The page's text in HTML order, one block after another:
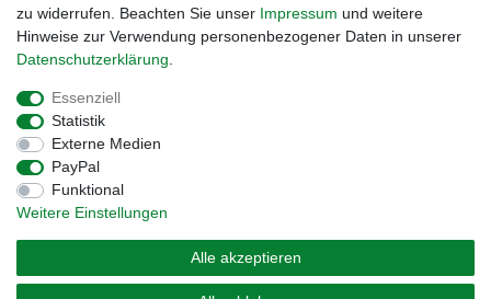
Impressum
Widerrufs­recht
zu widerrufen. Beachten Sie unser Impressum und weitere
Hinweise zur Verwendung personenbezogener Daten in unserer
Daten­schutz­erklärung
Essenziell
Statistik
Externe Medien
PayPal
Funktional
Weitere Einstellungen
Alle akzeptieren